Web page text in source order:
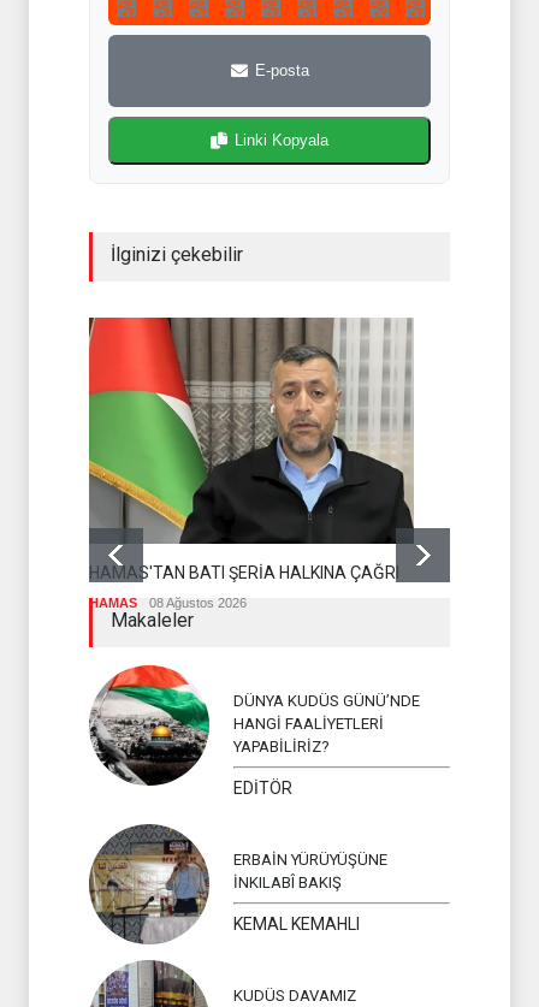
E-posta
Linki Kopyala
İlginizi çekebilir
HAMAS'TAN BATI ŞERİA HALKINA ÇAĞRI
HAMAS 08 Ağustos 2026
Makaleler
DÜNYA KUDÜS GÜNÜ’NDE
HANGİ FAALİYETLERİ
YAPABİLİRİZ?
EDİTÖR
ERBAİN YÜRÜYÜŞÜNE
İNKILABÎ BAKIŞ
KEMAL KEMAHLI
KUDÜS DAVAMIZ